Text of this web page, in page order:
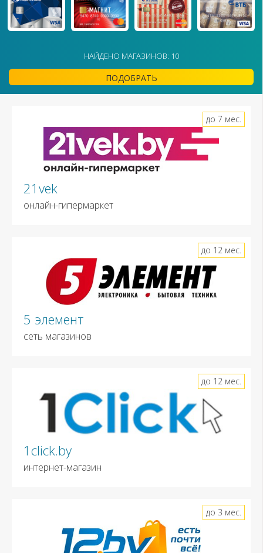
НАЙДЕНО МАГАЗИНОВ: 10
ПОДОБРАТЬ
21vek
онлайн-гипермаркет
до 7 мес.
5 элемент
сеть магазинов
до 12 мес.
1click.by
интернет-магазин
до 12 мес.
до 3 мес.